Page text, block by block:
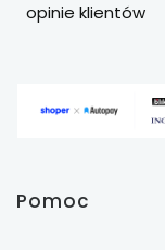
opinie klientów
Linki w
Pomoc